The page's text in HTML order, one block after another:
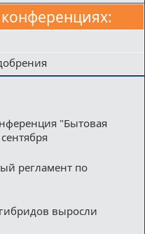
"Бытовая
регламент по
выросли